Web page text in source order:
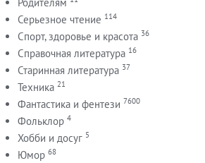
Серьезное чтение 114
Спорт, здоровье и красота 36
Справочная литература 16
Старинная литература 37
Техника 21
Фантастика и фентези 7600
Фольклор 4
Хобби и досуг 5
Юмор 68